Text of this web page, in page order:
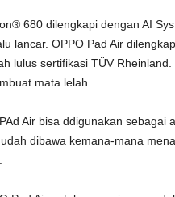
680 dilengkapi dengan AI
lancar. OPPO Pad Air
lulus sertifikasi TÜV
mata lelah.
Air bisa ddigunakan sebagai
dibawa kemana-mana